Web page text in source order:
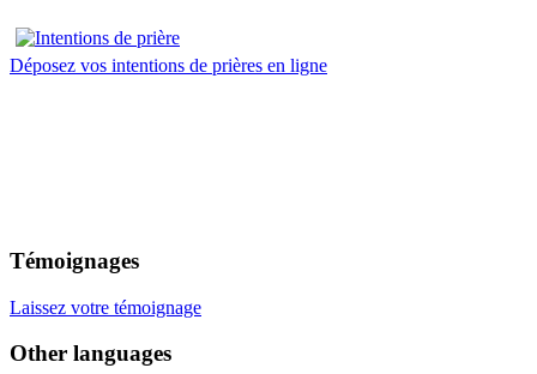
Déposez vos intentions de prières en ligne
Témoignages
Laissez votre témoignage
Other languages